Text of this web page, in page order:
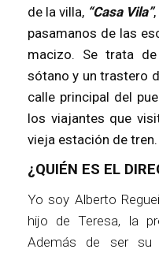
de la villa, “Casa Vila”
pasamanos de las
macizo. Se trata
sótano y un trastero
calle principal del
los viajantes que
vieja estación de tren.
¿QUIÉN ES EL
Yo soy Alberto
hijo de Teresa, la
Además de ser su